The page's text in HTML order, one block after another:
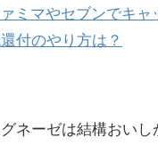
ミマやセブンでキャ
付のやり方は？
ネーゼは結構おいし